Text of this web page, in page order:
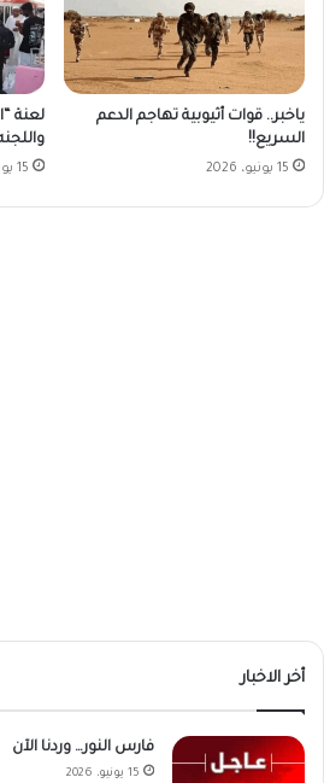
ياخبر.. قوات أثيوبية تهاجم الدعم
السريع!!
15 يونيو، 2026
لعنة
15 يونيو، 2026
أخر الاخبار
فارس النور… وردنا الآن
15 يونيو، 2026